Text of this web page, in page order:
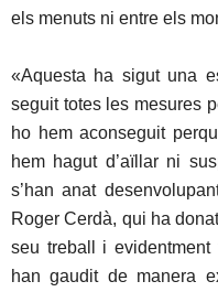
els menuts ni entre els
«Aquesta ha sigut una
seguit totes les mesures
ho hem aconseguit
hem hagut d’aïllar ni
s’han anat
Roger Cerdà, qui ha
seu treball i
han gaudit de manera